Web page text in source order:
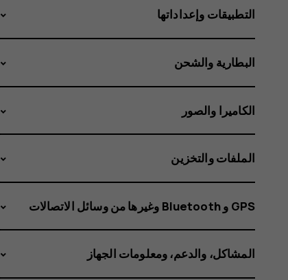
التطبيقات وإعداداتها
البطارية والشحن
الكاميرا والصور
الملفات والتخزين
GPS و Bluetooth وغيرها من وسائل الاتصالات
المشاكل، والدعم، ومعلومات الجهاز